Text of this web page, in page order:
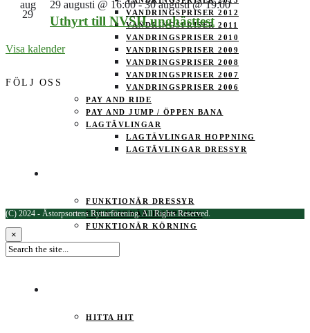
VANDRINGSPRISER 2012
VANDRINGSPRISER 2011
VANDRINGSPRISER 2010
VANDRINGSPRISER 2009
VANDRINGSPRISER 2008
VANDRINGSPRISER 2007
VANDRINGSPRISER 2006
PAY AND RIDE
PAY AND JUMP / ÖPPEN BANA
LAGTÄVLINGAR
LAGTÄVLINGAR HOPPNING
LAGTÄVLINGAR DRESSYR
FUNKTIONÄR DRESSYR
FUNKTIONÄR HOPPNING
FUNKTIONÄR KÖRNING
KALENDER
HITTA HIT
aug
29
29 augusti @ 16:00-30 augusti @ 19:00
Uthyrt till NVSH unghästtest
Visa kalender
FÖLJ OSS
(C) 2024 - Åstorpsortens Ryttarförening. All Rights Reserved.
×